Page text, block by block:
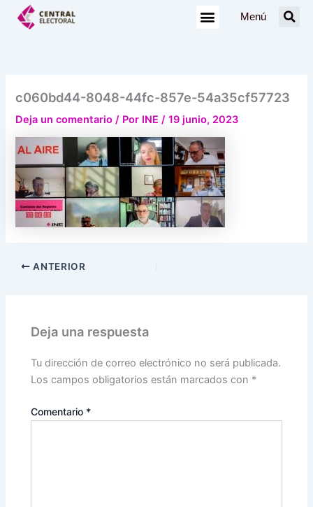
Menú
c060bd44-8048-44fc-857e-54a35cf57723
Deja un comentario / Por INE/19 junio, 2023
ANTERIOR
Deja una respuesta
Tu dirección de correo electrónico no será publicada.
Los campos obligatorios están marcados con *
Comentario *